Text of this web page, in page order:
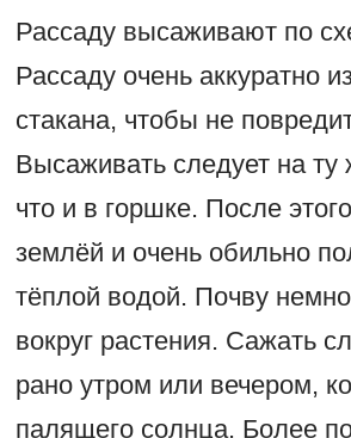
Рассаду высаживают по
Рассаду очень аккуратно
стакана, чтобы не
Высаживать следует на ту
что и в горшке. После
землёй и очень обильно
тёплой водой. Почву
вокруг растения. Сажать
рано утром или вечером,
палящего солнца. Более